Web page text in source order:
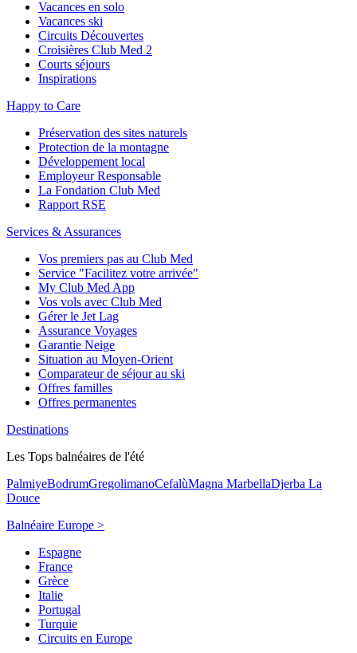
Vacances en solo
Vacances ski
Circuits Découvertes
Croisières Club Med 2
Courts séjours
Inspirations
Happy to Care
Préservation des sites naturels
Protection de la montagne
Développement local
Employeur Responsable
La Fondation Club Med
Rapport RSE
Services & Assurances
Vos premiers pas au Club Med
Service "Facilitez votre arrivée"
My Club Med App
Vos vols avec Club Med
Gérer le Jet Lag
Assurance Voyages
Garantie Neige
Situation au Moyen-Orient
Comparateur de séjour au ski
Offres familles
Offres permanentes
Destinations
Les Tops balnéaires de l'été
PalmiyeBodrumGregolimanoCefalùMagna MarbellaDjerba La
Douce
Balnéaire Europe >
Espagne
France
Grèce
Italie
Portugal
Turquie
Circuits en Europe